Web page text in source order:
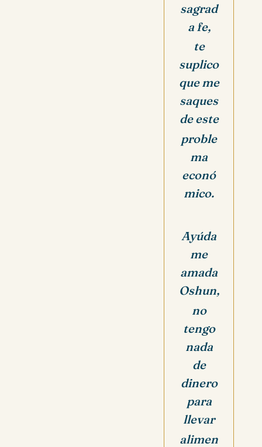
sagrad
a fe,
te
suplico
que me
saques
de este
proble
ma
econó
mico.
Ayúda
me
amada
Oshun,
no
tengo
nada
de
dinero
para
llevar
alimen